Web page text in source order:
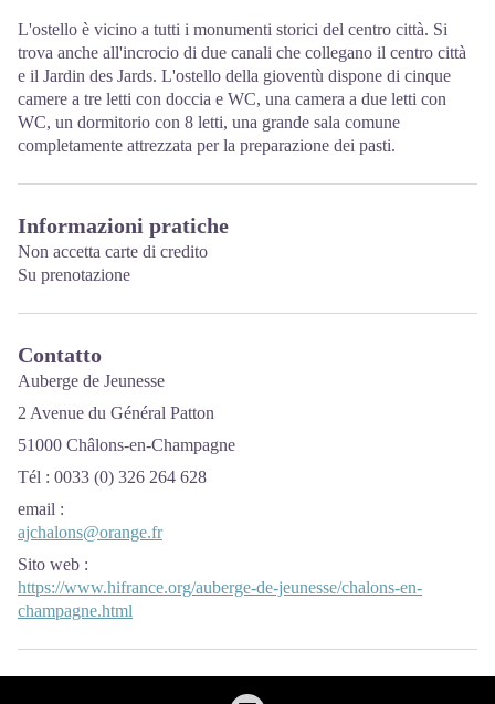
L'ostello è vicino a tutti i monumenti storici del centro città. Si
trova anche all'incrocio di due canali che collegano il centro città
e il Jardin des Jards. L'ostello della gioventù dispone di cinque
camere a tre letti con doccia e WC, una camera a due letti con
WC, un dormitorio con 8 letti, una grande sala comune
completamente attrezzata per la preparazione dei pasti.
Informazioni pratiche
Non accetta carte di credito
Su prenotazione
Contatto
Auberge de Jeunesse
2 Avenue du Général Patton
51000 Châlons-en-Champagne
Tél : 0033 (0) 326 264 628
email :
ajchalons@orange.fr
Sito web :
https://www.hifrance.org/auberge-de-jeunesse/chalons-en-
champagne.html